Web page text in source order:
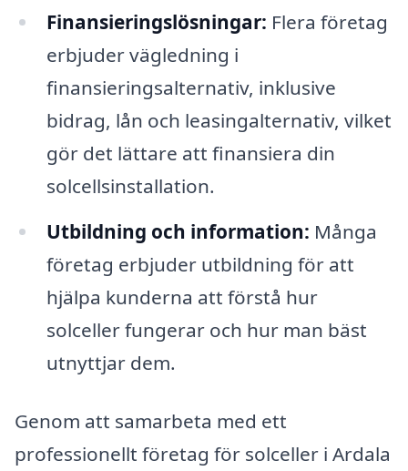
Finansieringslösningar: Flera företag
erbjuder vägledning i
finansieringsalternativ, inklusive
bidrag, lån och leasingalternativ, vilket
gör det lättare att finansiera din
solcellsinstallation.
Utbildning och information: Många
företag erbjuder utbildning för att
hjälpa kunderna att förstå hur
solceller fungerar och hur man bäst
utnyttjar dem.
Genom att samarbeta med ett
professionellt företag för solceller i Ardala